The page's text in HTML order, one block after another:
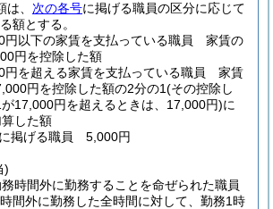
、 次の各号に掲げる職員の区分に応じて
額とする。
円以下の家賃を支払っている職員 家賃の
円を控除した額
円を超える家賃を支払っている職員 家賃
円を控除した額の2分の1(その控除し
17,000円を超えるときは、17,000円)に
した額
に掲げる職員 5,000円
)
時間外に勤務することを命ぜられた職員
間外に勤務した全時間に対して、勤務1時